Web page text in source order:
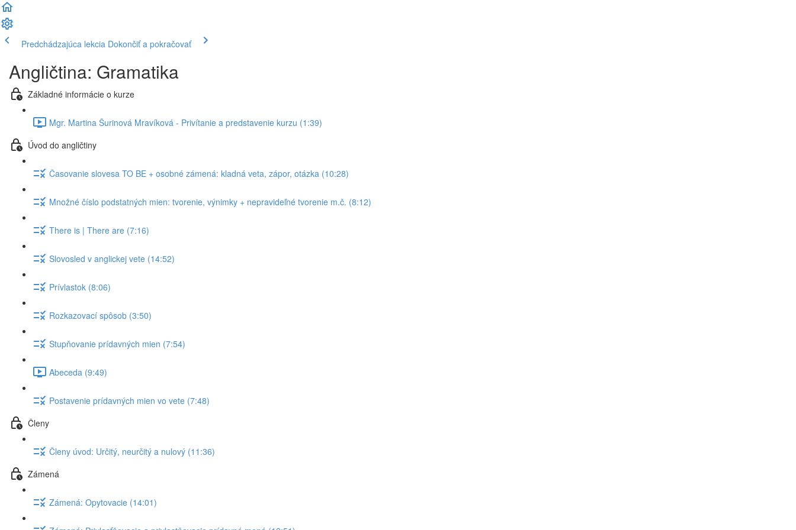
Predchádzajúca lekcia Dokončiť a pokračovať
Angličtina: Gramatika
Základné informácie o kurze
Mgr. Martina Šurinová Mravíková - Privítanie a predstavenie kurzu (1:39)
Úvod do angličtiny
Časovanie slovesa TO BE + osobné zámená: kladná veta, zápor, otázka (10:28)
Množné číslo podstatných mien: tvorenie, výnimky + nepravideľné tvorenie m.č. (8:12)
There is | There are (7:16)
Slovosled v anglickej vete (14:52)
Prívlastok (8:06)
Rozkazovací spôsob (3:50)
Stupňovanie prídavných mien (7:54)
Abeceda (9:49)
Postavenie prídavných mien vo vete (7:48)
Členy
Členy úvod: Určitý, neurčitý a nulový (11:36)
Zámená
Zámená: Opytovacie (14:01)